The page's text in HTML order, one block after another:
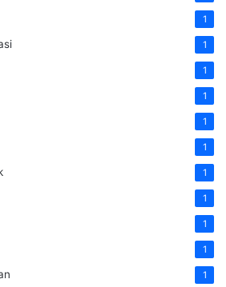
1
1
1
1
1
1
1
1
1
1
1